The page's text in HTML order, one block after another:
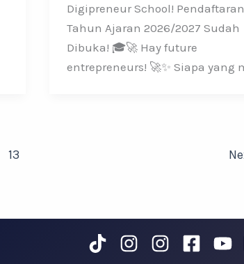
Digipreneur School! Pendaftaran
Tahun Ajaran 2026/2027 Sudah
Dibuka! 🎓🚀 Hay future
entrepreneurs! 🚀✨ Siapa yang
13